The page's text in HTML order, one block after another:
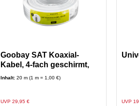
Goobay SAT Koaxial-
Kabel, 4-fach geschirmt,
120 db, 20 m
Inhalt: 20 m (1 m = 1,00 €)
Preis reduziert von
UVP 29,95 €auf Preis
UVP